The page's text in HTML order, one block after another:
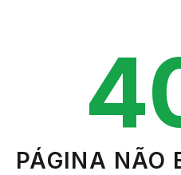
PÁGINA NÃO